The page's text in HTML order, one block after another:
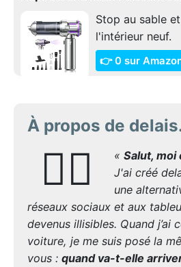
Stop au sable
l'intérieur neuf.
👉 0 sur
À propos de
🙋‍♂️ « Salut, moi
J'ai créé
une
réseaux sociaux et aux
devenus illisibles. Quand j’ai
voiture, je me suis posé la
vous : quand va-t-elle